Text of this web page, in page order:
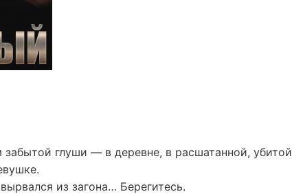
глуши — в деревне, в расшатанной, убитой
из загона… Берегитесь.